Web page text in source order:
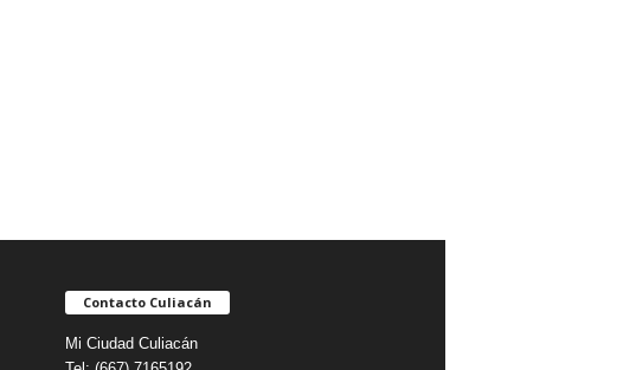
Contacto Culiacán
Mi Ciudad Culiacán